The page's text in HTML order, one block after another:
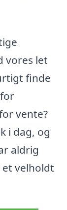
vores let
finde
vente?
i dag, og
aldrig
velholdt